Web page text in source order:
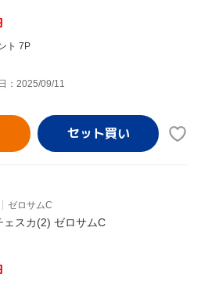
ト 7P
：2025/09/11
ゼロサムC
ェスカ(2) ゼロサムC